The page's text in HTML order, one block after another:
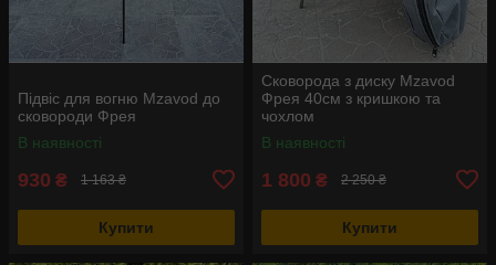
Підвіс для вогню Mzavod до
сковороди Фрея
В наявності
930 ₴ 1 163 ₴
Купити
Сковорода з диску Mzavod
Фрея 40см з кришкою та
чохлом
В наявності
1 800 ₴ 2 250 ₴
Купити